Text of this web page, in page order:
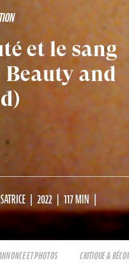
et le sang
and
2022
117 MIN
ET PHOTOS CRITIQUE &